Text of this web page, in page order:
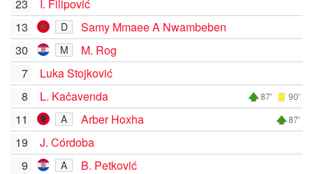
23
I. Filipović
13
D
Samy Mmaee A Nwambeben
30
M
M. Rog
7
Luka Stojković
8
L. Kačavenda 87' 90'
11 A Arber Hoxha 87'
19
J. Córdoba
9
A
B. Petković